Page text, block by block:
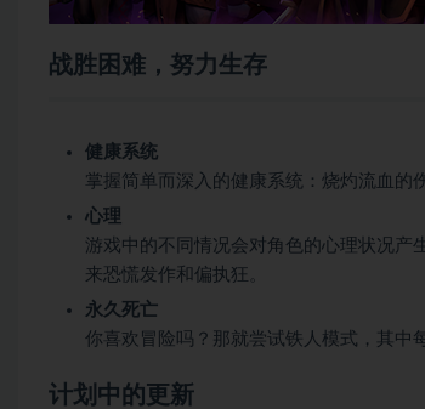
战胜困难，努力生存
健康系统
掌握简单而深入的健康系统：烧灼流血的
心理
游戏中的不同情况会对角色的心理状况产
来恐慌发作和偏执狂。
永久死亡
你喜欢冒险吗？那就尝试铁人模式，其中
计划中的更新